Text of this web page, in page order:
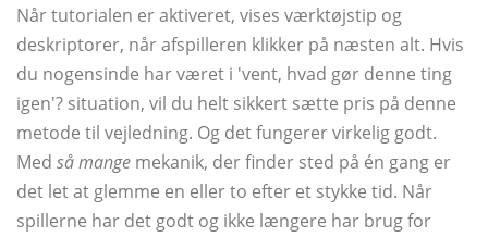
Når tutorialen er aktiveret, vises værktøjstip og
deskriptorer, når afspilleren klikker på næsten alt. Hvis
du nogensinde har været i 'vent, hvad gør denne ting
igen'? situation, vil du helt sikkert sætte pris på denne
metode til vejledning. Og det fungerer virkelig godt.
Med så mange mekanik, der finder sted på én gang er
det let at glemme en eller to efter et stykke tid. Når
spillerne har det godt og ikke længere har brug for